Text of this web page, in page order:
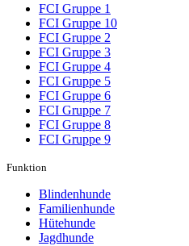
FCI Gruppe 1
FCI Gruppe 10
FCI Gruppe 2
FCI Gruppe 3
FCI Gruppe 4
FCI Gruppe 5
FCI Gruppe 6
FCI Gruppe 7
FCI Gruppe 8
FCI Gruppe 9
Funktion
Blindenhunde
Familienhunde
Hütehunde
Jagdhunde